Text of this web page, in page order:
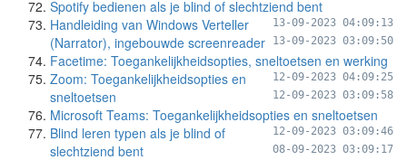
Spotify bedienen als je blind of slechtziend bent
13-09-2023 04:09:13
Handleiding van Windows Verteller
(Narrator), ingebouwde screenreader
13-09-2023 03:09:50
Facetime: Toegankelijkheidsopties, sneltoetsen en werking
12-09-2023 04:09:25
Zoom: Toegankelijkheidsopties en
sneltoetsen
12-09-2023 03:09:58
Microsoft Teams: Toegankelijkheidsopties en sneltoetsen
12-09-2023 03:09:46
Blind leren typen als je blind of
slechtziend bent
08-09-2023 03:09:17